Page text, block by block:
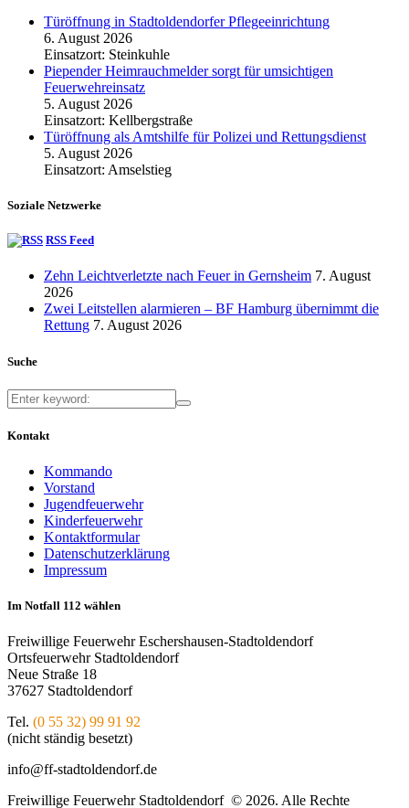
Türöffnung in Stadtoldendorfer Pflegeeinrichtung
6. August 2026
Einsatzort: Steinkuhle
Piepender Heimrauchmelder sorgt für umsichtigen
Feuerwehreinsatz
5. August 2026
Einsatzort: Kellbergstraße
Türöffnung als Amtshilfe für Polizei und Rettungsdienst
5. August 2026
Einsatzort: Amselstieg
Soziale Netzwerke
RSS Feed
Zehn Leichtverletzte nach Feuer in Gernsheim 7. August
2026
Zwei Leitstellen alarmieren – BF Hamburg übernimmt die
Rettung 7. August 2026
Suche
Kontakt
Kommando
Vorstand
Jugendfeuerwehr
Kinderfeuerwehr
Kontaktformular
Datenschutzerklärung
Impressum
Im Notfall 112 wählen
Freiwillige Feuerwehr Eschershausen-Stadtoldendorf
Ortsfeuerwehr Stadtoldendorf
Neue Straße 18
37627 Stadtoldendorf
Tel. (0 55 32) 99 91 92
(nicht ständig besetzt)
info@ff-stadtoldendorf.de
Freiwillige Feuerwehr Stadtoldendorf © 2026. Alle Rechte